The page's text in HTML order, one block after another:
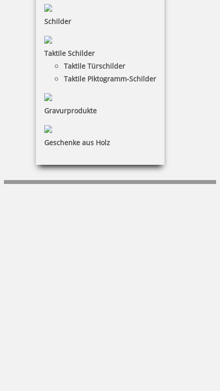
Schilder
Taktile Schilder
Taktile Türschilder
Taktile Piktogramm-Schilder
Gravurprodukte
Geschenke aus Holz
Vertrag widerrufen
Mein Konto
KONTAKT
büroPARTNERteam GmbH
Stefan Kisch
+49 (0)6124-723790